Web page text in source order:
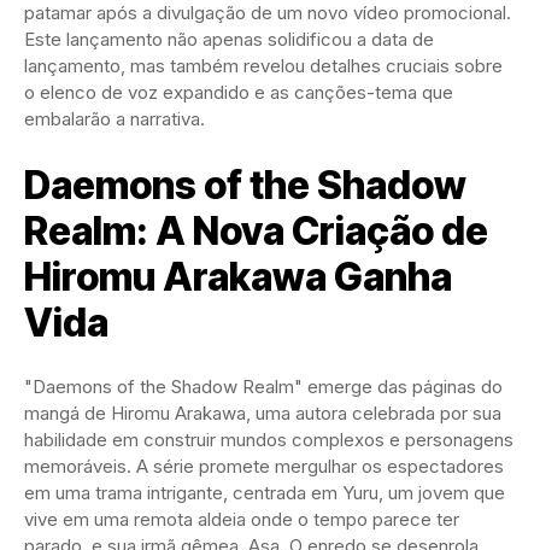
patamar após a divulgação de um novo vídeo promocional.
Este lançamento não apenas solidificou a data de
lançamento, mas também revelou detalhes cruciais sobre
o elenco de voz expandido e as canções-tema que
embalarão a narrativa.
Daemons of the Shadow
Realm: A Nova Criação de
Hiromu Arakawa Ganha
Vida
"Daemons of the Shadow Realm" emerge das páginas do
mangá de Hiromu Arakawa, uma autora celebrada por sua
habilidade em construir mundos complexos e personagens
memoráveis. A série promete mergulhar os espectadores
em uma trama intrigante, centrada em Yuru, um jovem que
vive em uma remota aldeia onde o tempo parece ter